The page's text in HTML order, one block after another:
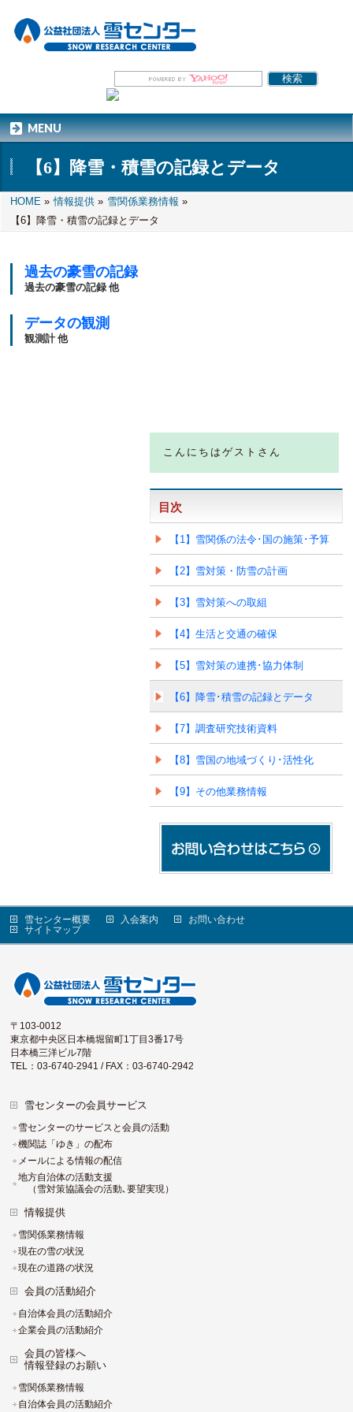
MENU
【6】降雪・積雪の記録とデータ
HOME » 情報提供 » 雪関係業務情報 »
【6】降雪・積雪の記録とデータ
過去の豪雪の記録
過去の豪雪の記録 他
データの観測
観測計 他
こんにちはゲストさん
目次
【1】雪関係の法令･国の施策･予算
【2】雪対策・防雪の計画
【3】雪対策への取組
【4】生活と交通の確保
【5】雪対策の連携･協力体制
【6】降雪･積雪の記録とデータ
【7】調査研究技術資料
【8】雪国の地域づくり･活性化
【9】その他業務情報
雪センター概要 入会案内
お問い合わせ
サイトマップ
〒103-0012
東京都中央区日本橋堀留町1丁目3番17号
日本橋三洋ビル7階
TEL：03-6740-2941 / FAX：03-6740-2942
雪センターの会員サービス
雪センターのサービスと会員の活動
機関誌「ゆき」の配布
メールによる情報の配信
地方自治体の活動支援
（雪対策協議会の活動､要望実現）
情報提供
雪関係業務情報
現在の雪の状況
現在の道路の状況
会員の活動紹介
自治体会員の活動紹介
企業会員の活動紹介
会員の皆様へ
情報登録のお願い
雪関係業務情報
自治体会員の活動紹介